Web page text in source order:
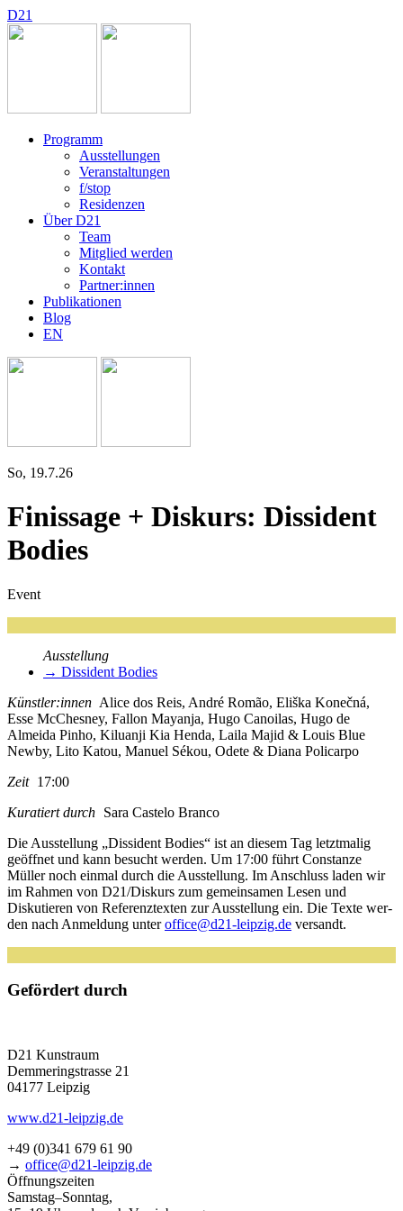
D21
Programm
Ausstellungen
Veranstaltungen
f/stop
Residenzen
Über D21
Team
Mitglied werden
Kontakt
Partner:innen
Publikationen
Blog
EN
So, 19.7.26
Finissage + Diskurs: Dissident
Bodies
Event
Ausstellung
→ Dissident Bodies
Künstler:innen Alice dos Reis, André Romão, Eliška Konečná,
Esse McChesney, Fallon Mayanja, Hugo Canoilas, Hugo de
Almeida Pinho, Kiluanji Kia Henda, Laila Majid & Louis Blue
Newby, Lito Katou, Manuel Sékou, Odete & Diana Policarpo
Zeit 17:00
Kuratiert durch Sara Castelo Branco
Die Ausstellung „Dissident Bodies“ ist an die­sem Tag letzt­ma­lig
geöff­net und kann besucht wer­den. Um 17:00 führt Constanze
Müller noch ein­mal durch die Ausstellung. Im Anschluss laden wir
im Rahmen von D21/Diskurs zum gemein­sa­men Lesen und
Diskutieren von Referenztexten zur Ausstellung ein. Die Texte wer­
den nach Anmeldung unteroffice@d21-leipzig.de versandt.
Gefördert durch
D21 Kunstraum
Demmeringstrasse 21
04177 Leipzig
www.d21-leipzig.de
+49 (0)341 679 61 90
→ office@d21-leipzig.de
Öffnungszeiten
Samstag–Sonntag,